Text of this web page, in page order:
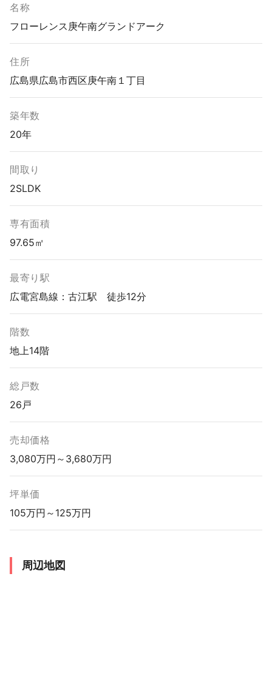
名称
フローレンス庚午南グランドアーク
住所
広島県広島市西区庚午南１丁目
築年数
20年
間取り
2SLDK
専有面積
97.65㎡
最寄り駅
広電宮島線：古江駅 徒歩12分
階数
地上14階
総戸数
26戸
売却価格
3,080万円～3,680万円
坪単価
105万円～125万円
周辺地図